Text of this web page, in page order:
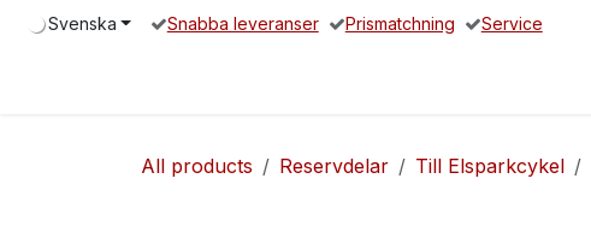
Hoppa till innehåll
Svenska Snabba leveranser Prismatchning Service
All products Reservdelar Till Elsparkcykel